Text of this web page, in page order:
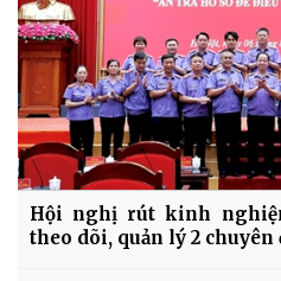
Hội nghị rút kinh
theo dõi, quản lý 2 chuyên